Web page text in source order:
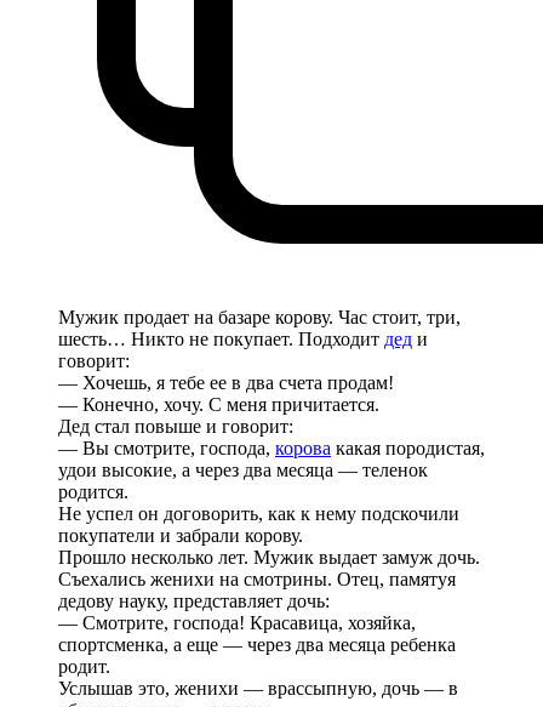
Мужик продает на базаре корову. Час стоит, три,
шесть… Никто не покупает. Подходит дед и
говорит:
— Хочешь, я тебе ее в два счета продам!
— Конечно, хочу. С меня причитается.
Дед стал повыше и говорит:
— Вы смотрите, господа, корова какая породистая,
удои высокие, а через два месяца — теленок
родится.
Не успел он договорить, как к нему подскочили
покупатели и забрали корову.
Прошло несколько лет. Мужик выдает замуж дочь.
Съехались женихи на смотрины. Отец, памятуя
дедову науку, представляет дочь:
— Смотрите, господа! Красавица, хозяйка,
спортсменка, а еще — через два месяца ребенка
родит.
Услышав это, женихи — врассыпную, дочь — в